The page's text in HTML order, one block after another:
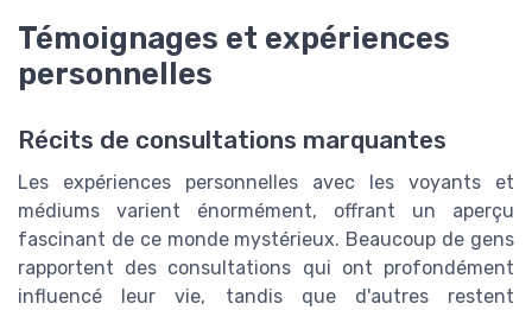
Témoignages et expériences
personnelles
Récits de consultations marquantes
Les expériences personnelles avec les voyants et
médiums varient énormément, offrant un aperçu
fascinant de ce monde mystérieux. Beaucoup de gens
rapportent des consultations qui ont profondément
influencé leur vie, tandis que d'autres restent